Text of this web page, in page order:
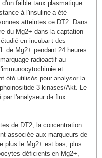
faible taux plasmatique
à l'insuline a été
atteintes de DT2. Dans
du Mg2+ dans la captation
en incubant des
de Mg2+ pendant 24 heures
radioactif au
et
été utilisés pour analyser la
3-kinases/Akt. Le
par l'analyseur de flux
de DT2, la concentration
associée aux marqueurs de
plus le Mg2+ est bas, plus
déficients en Mg2+,